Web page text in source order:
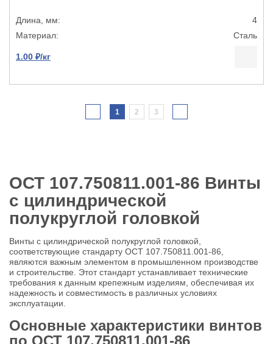
4
Сталь
1.00 ₽/кг
1 2 3
ОСТ 107.750811.001-86 Винты
с цилиндрической
полукруглой головкой
Винты с цилиндрической полукруглой головкой,
соответствующие стандарту ОСТ 107.750811.001-86,
являются важным элементом в промышленном производстве
и строительстве. Этот стандарт устанавливает технические
требования к данным крепежным изделиям, обеспечивая их
надежность и совместимость в различных условиях
эксплуатации.
Основные характеристики винтов
по ОСТ 107.750811.001-86